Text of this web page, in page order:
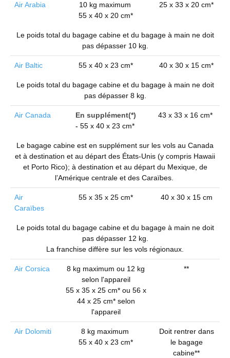
Air Arabia
10 kg maximum
55 x 40 x 20 cm*
25 x 33 x 20 cm*
Le poids total du bagage cabine et du bagage à main ne doit
pas dépasser 10 kg.
Air Baltic 55 x 40 x 23 cm* 40 x 30 x 15 cm*
Le poids total du bagage cabine et du bagage à main ne doit
pas dépasser 8 kg.
Air Canada
En supplément(*)
- 55 x 40 x 23 cm*
43 x 33 x 16 cm*
Le bagage cabine est en supplément sur les vols au Canada
et à destination et au départ des États-Unis (y compris Hawaii
et Porto Rico); à destination et au départ du Mexique, de
l’Amérique centrale et des Caraïbes.
Air
Caraïbes
55 x 35 x 25 cm* 40 x 30 x 15 cm
Le poids total du bagage cabine et du bagage à main ne doit
pas dépasser 12 kg.
La franchise diffère sur les vols régionaux.
Air Corsica
8 kg maximum ou 12 kg
selon l'appareil
55 x 35 x 25 cm* ou 56 x
44 x 25 cm* selon
l'appareil
**
Air Dolomiti
8 kg maximum
55 x 40 x 23 cm*
Doit rentrer dans
le bagage
cabine**